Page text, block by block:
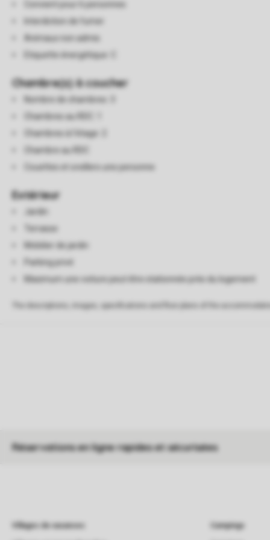
Convient pour 6 personnes
Interdiction de fumer
Animaux non admis
Etiquette énergétique: C
Chambre(s) à coucher
Nombre de chambres: 3
Chambres au RDC: 1
Chambres à l'étage: 2
Chambre au RDC
Couettes et oreillers une personne
Extérieur
Jardin
Terrasse
Mobilier de jardin
Parking privé
Maximum une voiture peut être stationnée près du logement
Réservations en ligne rapides et sécurisées
Villages de vacances Campings